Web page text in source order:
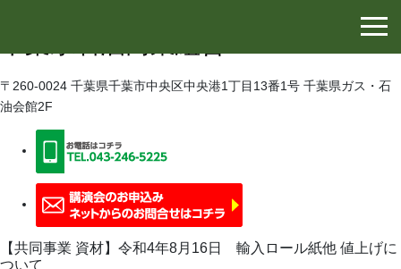
〒260-0024 千葉県千葉市中央区中央港1丁目13番1号 千葉県ガス・石
油会館2F
【共同事業 資材】令和4年8月16日 輸入ロール紙他 値上げに
ついて